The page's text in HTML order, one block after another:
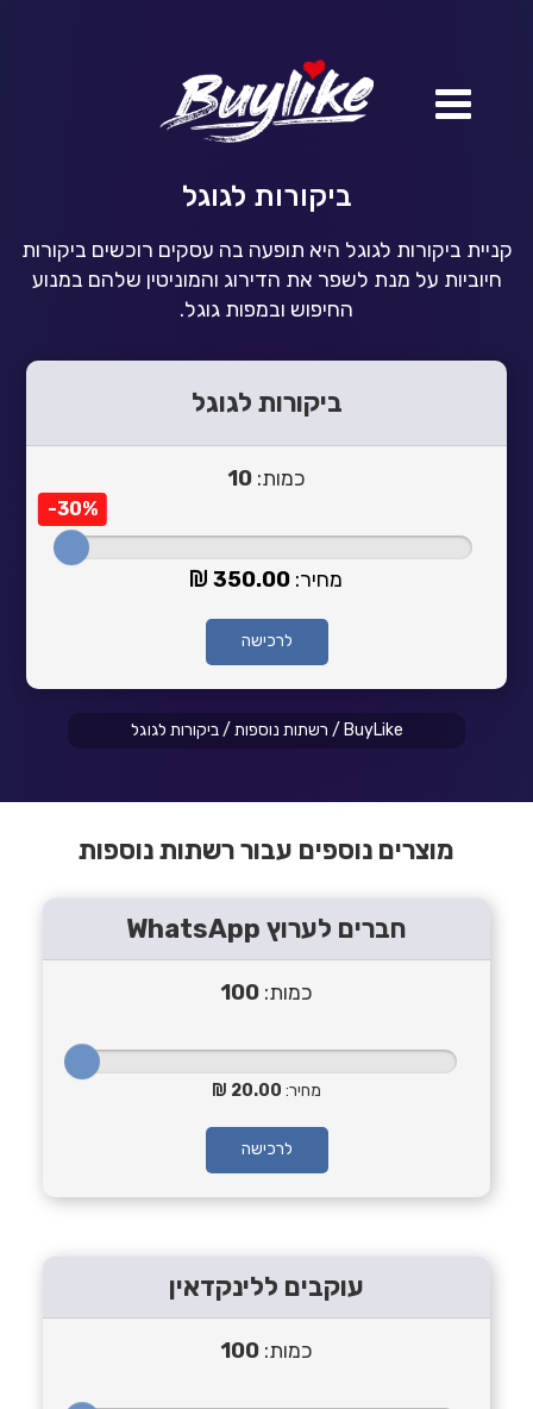
ביקורות לגוגל
קניית ביקורות לגוגל היא תופעה בה עסקים רוכשים ביקורות
חיוביות על מנת לשפר את הדירוג והמוניטין שלהם במנוע
החיפוש ובמפות גוגל.
ביקורות לגוגל
כמות: 10
-30%
מחיר: 350.00
לרכישה
BuyLike
/ רשתות נוספות /ביקורות לגוגל
מוצרים נוספים עבור רשתות נוספות
חברים לערוץ WhatsApp‎‏
כמות: 100
מחיר: 20.00
לרכישה
עוקבים ללינקדאין
כמות: 100